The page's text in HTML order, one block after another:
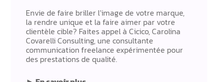
Envie de faire briller l’image de votre marque,
la rendre unique et la faire aimer par votre
clientèle cible? Faites appel à Cicico, Carolina
Covarelli Consulting, une consultante
communication freelance expérimentée pour
des prestations de qualité.